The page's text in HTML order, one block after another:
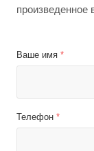
произведенное
Ваше имя *
Телефон *